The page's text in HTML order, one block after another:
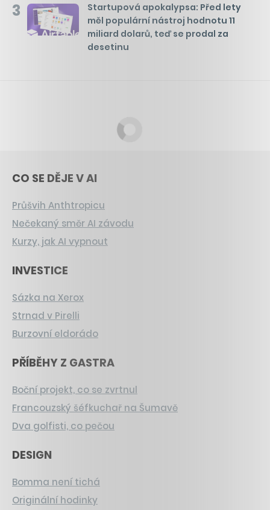
3
Startupová apokalypsa: Před lety
měl populární nástroj hodnotu 11
miliard dolarů, teď se prodal za
desetinu
CO SE DĚJE V AI
Průšvih Anthtropicu
Nečekaný směr AI závodu
Kurzy, jak AI vypnout
INVESTICE
Sázka na Xerox
Strnad v Pirelli
Burzovní eldorádo
PŘÍBĚHY Z GASTRA
Boční projekt, co se zvrtnul
Francouzský šéfkuchař na Šumavě
Dva golfisti, co pečou
DESIGN
Bomma není tichá
Originální hodinky